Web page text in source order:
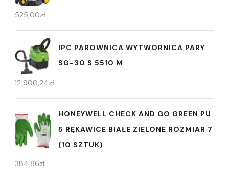
525,00zł
IPC PAROWNICA WYTWORNICA PARY
SG-30 S 5510 M
12 900,24zł
HONEYWELL CHECK AND GO GREEN PU
5 RĘKAWICE BIAŁE ZIELONE ROZMIAR 7
(10 SZTUK)
384,86zł